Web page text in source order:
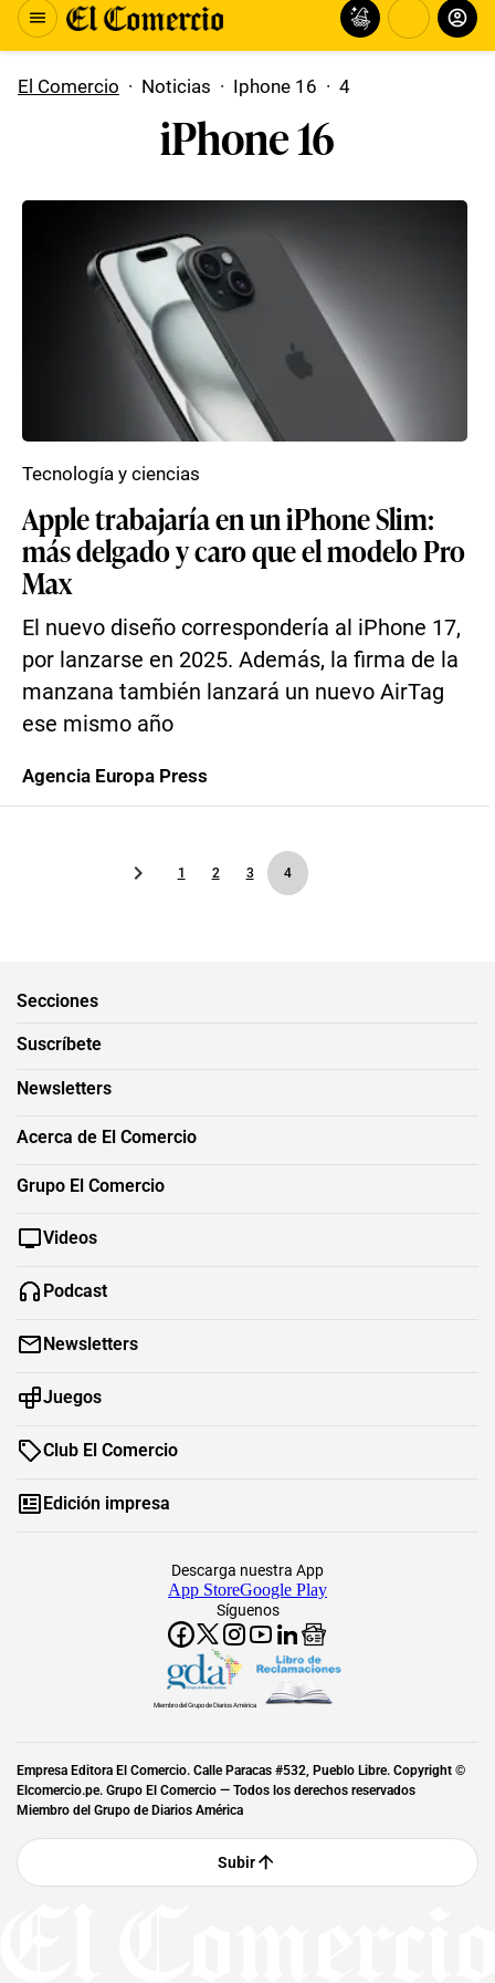
El Comercio · Noticias · Iphone 16 · 4
iPhone 16
Apple trabajaría en un iPhone Slim:
más delgado y caro que el modelo Pro
Max
El nuevo diseño correspondería al iPhone 17,
por lanzarse en 2025. Además, la firma de la
manzana también lanzará un nuevo AirTag
ese mismo año
Tecnología y ciencias
Agencia Europa Press
1 2 3 4
Secciones
Suscríbete
Newsletters
Acerca de El Comercio
Grupo El Comercio
Videos
Podcast
Newsletters
Juegos
Club El Comercio
Edición impresa
Síguenos
Descarga nuestra App
App StoreGoogle Play
Miembro del Grupo de Diarios América
Empresa Editora El Comercio. Calle Paracas #532, Pueblo Libre. Copyright ©
Elcomercio.pe. Grupo El Comercio — Todos los derechos reservados
Miembro del Grupo de Diarios América
Subir